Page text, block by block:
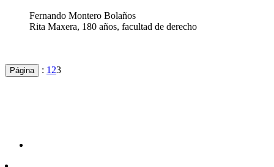
Fernando Montero Bolaños
Rita Maxera, 180 años, facultad de derecho
Página : 1 23